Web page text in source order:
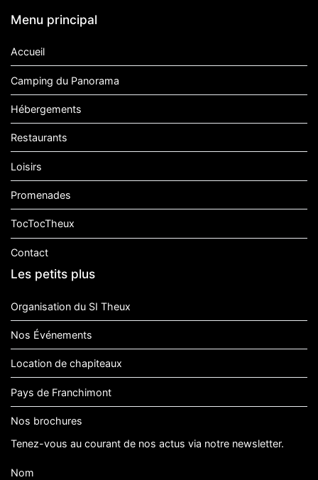
Menu principal
Accueil
Camping du Panorama
Hébergements
Restaurants
Loisirs
Promenades
TocTocTheux
Contact
Les petits plus
Organisation du SI Theux
Nos Événements
Location de chapiteaux
Pays de Franchimont
Nos brochures
Tenez-vous au courant de nos actus via notre newsletter.
Nom